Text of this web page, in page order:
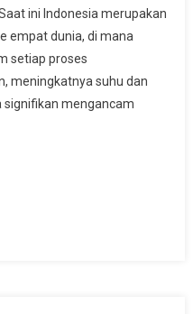
Kopi
Indonesia
ini Indonesia merupakan
empat dunia, di mana
setiap proses
meningkatnya suhu dan
signifikan mengancam